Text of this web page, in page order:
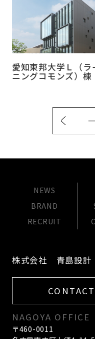
愛知東邦大学Ｌ（ラ
ニングコモンズ）棟
NEWS
BRAND
RECRUIT
株式会社 青島設計
CONTACT
NAGOYA OFFICE
〒460-0011